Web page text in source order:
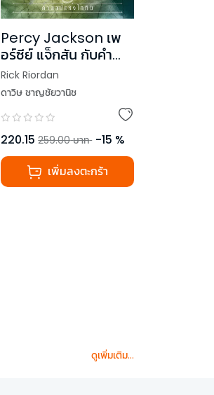
Percy Jackson เพ
อร์ซีย์ แจ็กสัน กับคำ
สาปแห่งไททัน (ปกใหม่)
Rick Riordan
ดาวิษ ชาญชัยวานิช
220.15 259.00 บาท -15 %
เพิ่มลงตะกร้า
ดูเพิ่มเติม...